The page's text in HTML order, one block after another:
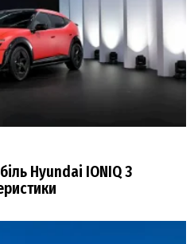
Hyundai IONIQ 3